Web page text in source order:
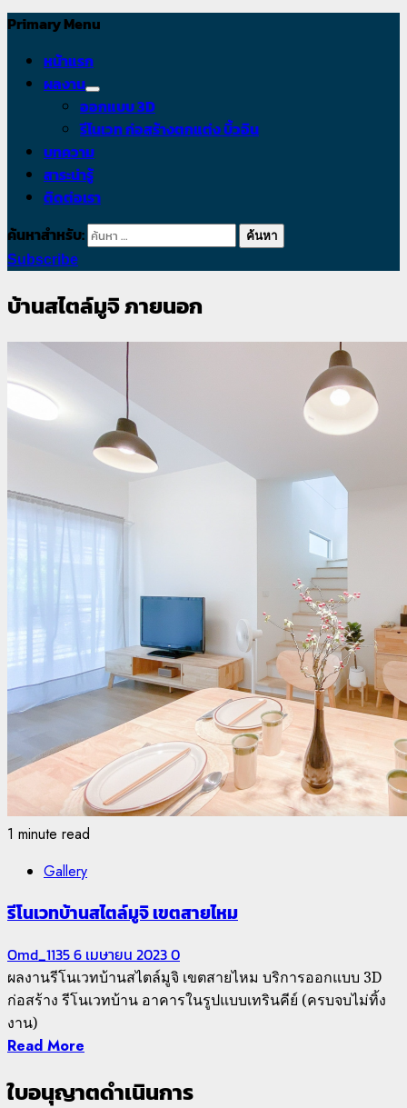
Primary Menu
หน้าแรก
ผลงาน
ออกแบบ 3D
รีโนเวท ก่อสร้างตกแต่ง บิ้วอิน
บทความ
สาระน่ารู้
ติดต่อเรา
ค้นหาสำหรับ:
Subscribe
บ้านสไตล์มูจิ ภายนอก
1 minute read
Gallery
รีโนเวทบ้านสไตล์มูจิ เขตสายไหม
Omd_11356 เมษายน 20230
ผลงานรีโนเวทบ้านสไตล์มูจิ เขตสายไหม บริการออกแบบ 3D
ก่อสร้าง รีโนเวทบ้าน อาคารในรูปแบบเทรินคีย์ (ครบจบไม่ทิ้ง
งาน)
Read More
ใบอนุญาตดำเนินการ